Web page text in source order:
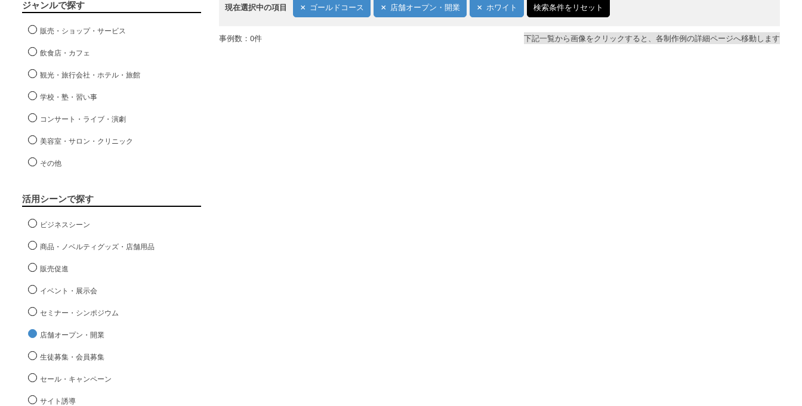
現在選択中の項目 ゴールドコース 店舗オープン・開業 ホワイト 検索条件をリセット
ジャンルで探す
販売・ショップ・サービス
飲食店・カフェ
観光・旅行会社・ホテル・旅館
学校・塾・習い事
コンサート・ライブ・演劇
美容室・サロン・クリニック
その他
活用シーンで探す
ビジネスシーン
商品・ノベルティグッズ・店舗用品
販売促進
イベント・展示会
セミナー・シンポジウム
店舗オープン・開業
生徒募集・会員募集
セール・キャンペーン
サイト誘導
事例数：0件 下記一覧から画像をクリックすると、各制作例の詳細ページへ移動します